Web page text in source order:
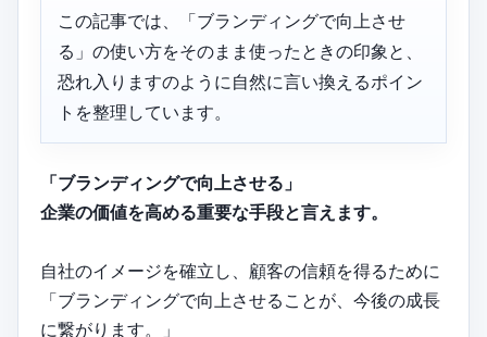
この記事では、「ブランディングで向上させ
る」の使い方をそのまま使ったときの印象と、
恐れ入りますのように自然に言い換えるポイン
トを整理しています。
「ブランディングで向上させる」
企業の価値を高める重要な手段と言えます。
自社のイメージを確立し、顧客の信頼を得るために
「ブランディングで向上させることが、今後の成長
に繋がります。」